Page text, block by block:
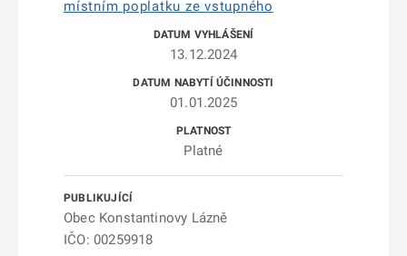
místním poplatku ze vstupného
13.12.2024
01.01.2025
Platné
Obec Konstantinovy Lázně
IČO: 00259918